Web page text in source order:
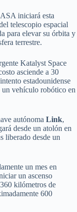
iniciará esta
telescopio espacial
para elevar su órbita y
terrestre.
Katalyst Space
asciende a 30
estadounidense
un vehículo robótico en
autónoma Link,
desde un atolón en
liberado desde un
un mes en
un ascenso
kilómetros de
600